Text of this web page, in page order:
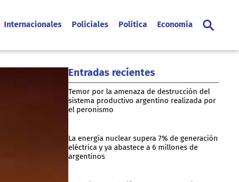
Internacionales Policiales Politica Economía
Entradas recientes
Temor por la amenaza de destrucción del
sistema productivo argentino realizada por
el peronismo
La energía nuclear supera 7% de generación
eléctrica y ya abastece a 6 millones de
argentinos